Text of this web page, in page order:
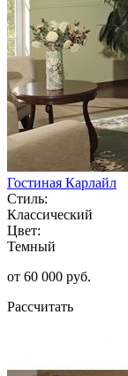
Гостиная Карлайл
Стиль:
Классический
Цвет:
Темный
от 60 000 руб.
Рассчитать